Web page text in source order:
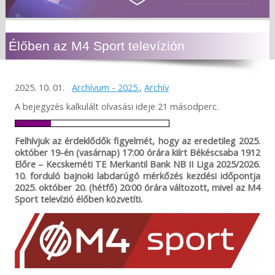
Élőben az M4 Sport televízión
2025. 10. 01. Archívum - 2025., Archív
A bejegyzés kalkulált olvasási ideje 21 másodperc.
Felhívjuk az érdeklődők figyelmét, hogy az eredetileg 2025.
október 19-én (vasárnap) 17:00 órára kiírt Békéscsaba 1912
Előre – Kecskeméti TE Merkantil Bank NB II Liga 2025/2026.
10. forduló bajnoki labdarúgó mérkőzés kezdési időpontja
2025. október 20. (hétfő) 20:00 órára változott, mivel az M4
Sport televízió élőben közvetíti.